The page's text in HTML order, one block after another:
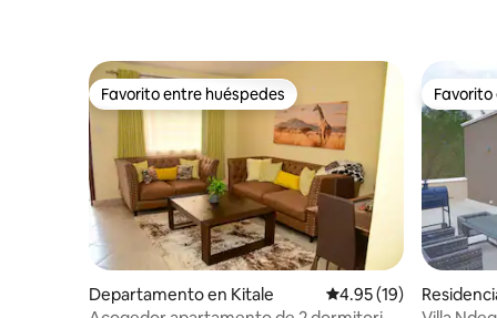
Favorito entre huéspedes
Favorito entre huéspedes
Departamento en Kitale Calificación
4.95 (19)